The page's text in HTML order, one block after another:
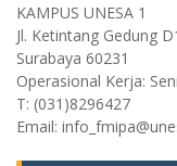
KAMPUS UNESA 1
Jl. Ketintang Gedung
Surabaya 60231
Operasional Kerja:
T: (031)8296427
Email: